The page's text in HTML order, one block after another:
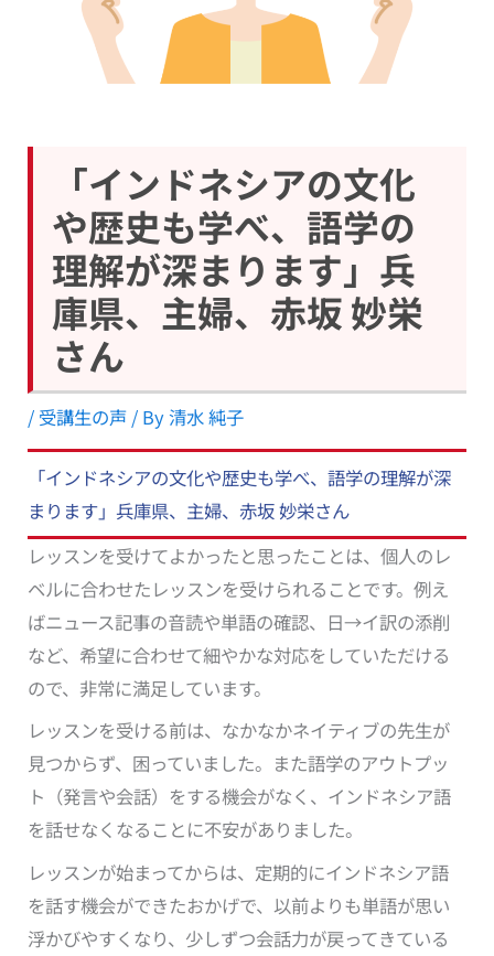
「インドネシアの文化
や歴史も学べ、語学の
理解が深まります」兵
庫県、主婦、赤坂 妙栄
さん
/ 受講生の声 / By清水 純子
「インドネシアの文化や歴史も学べ、語学の理解が深
まります」兵庫県、主婦、赤坂 妙栄さん
レッスンを受けてよかったと思ったことは、個人のレ
ベルに合わせたレッスンを受けられることです。例え
ばニュース記事の音読や単語の確認、日→イ訳の添削
など、希望に合わせて細やかな対応をしていただける
ので、非常に満足しています。
レッスンを受ける前は、なかなかネイティブの先生が
見つからず、困っていました。また語学のアウトプッ
ト（発言や会話）をする機会がなく、インドネシア語
を話せなくなることに不安がありました。
レッスンが始まってからは、定期的にインドネシア語
を話す機会ができたおかげで、以前よりも単語が思い
浮かびやすくなり、少しずつ会話力が戻ってきている